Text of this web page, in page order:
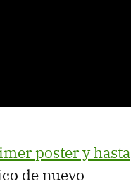
poster y hasta
de nuevo